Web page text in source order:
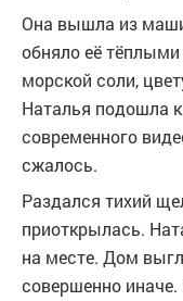
Она вышла из
обняло её
морской соли,
Наталья подошла
современного
сжалось.
Раздался тихий
приоткрылась.
на месте. Дом
совершенно